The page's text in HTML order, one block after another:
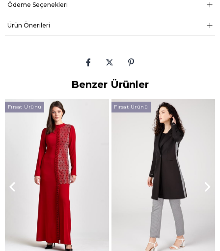
Ödeme Seçenekleri
Ürün Önerileri
Benzer Ürünler
Fırsat Ürünü Fırsat Ürünü